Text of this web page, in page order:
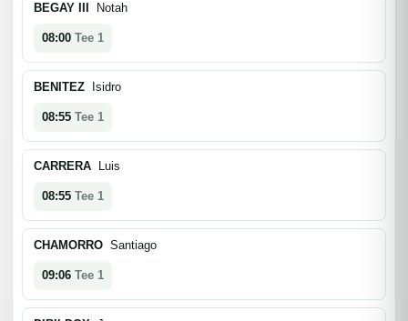
BEGAY III Notah
08:00 Tee 1
BENITEZ Isidro
08:55 Tee 1
CARRERA Luis
08:55 Tee 1
CHAMORRO Santiago
09:06 Tee 1